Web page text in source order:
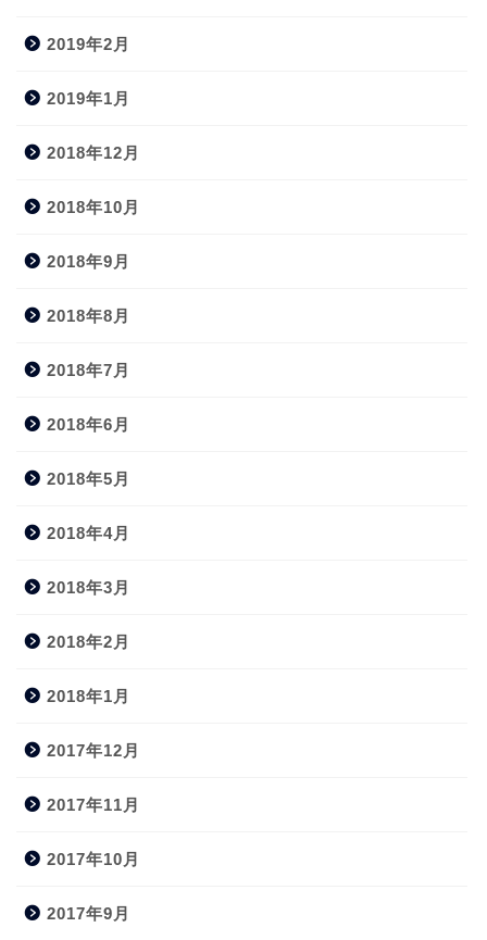
2019年2月
2019年1月
2018年12月
2018年10月
2018年9月
2018年8月
2018年7月
2018年6月
2018年5月
2018年4月
2018年3月
2018年2月
2018年1月
2017年12月
2017年11月
2017年10月
2017年9月